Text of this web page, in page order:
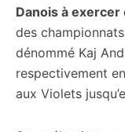
Danois à exercer
des
dénommé Kaj
respectivement
aux Violets